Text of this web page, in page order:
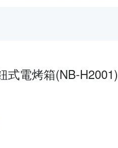
式電烤箱(NB-H2001)